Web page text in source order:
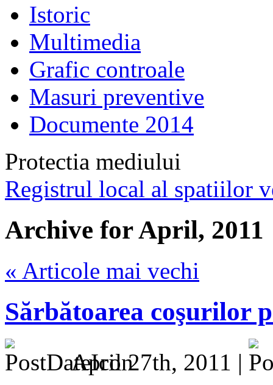
Istoric
Multimedia
Grafic controale
Masuri preventive
Documente 2014
Protectia mediului
Registrul local al spatiilor
Archive for April, 2011
« Articole mai vechi
Sărbătoarea coşurilor
April 27th, 2011 |